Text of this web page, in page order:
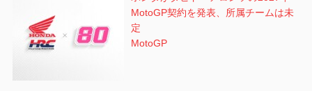
MotoGP契約を発表、所属チームは未
定
MotoGP